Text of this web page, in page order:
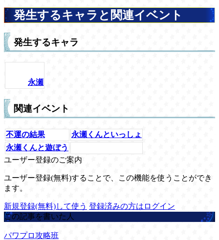
発生するキャラと関連イベント
発生するキャラ
永瀬
関連イベント
不運の結果
永瀬くんといっしょ
永瀬くんと遊ぼう
ユーザー登録のご案内
ユーザー登録(無料)することで、この機能を使うことができ
ます。
新規登録(無料)して使う 登録済みの方はログイン
この記事を書いた人
パワプロ攻略班